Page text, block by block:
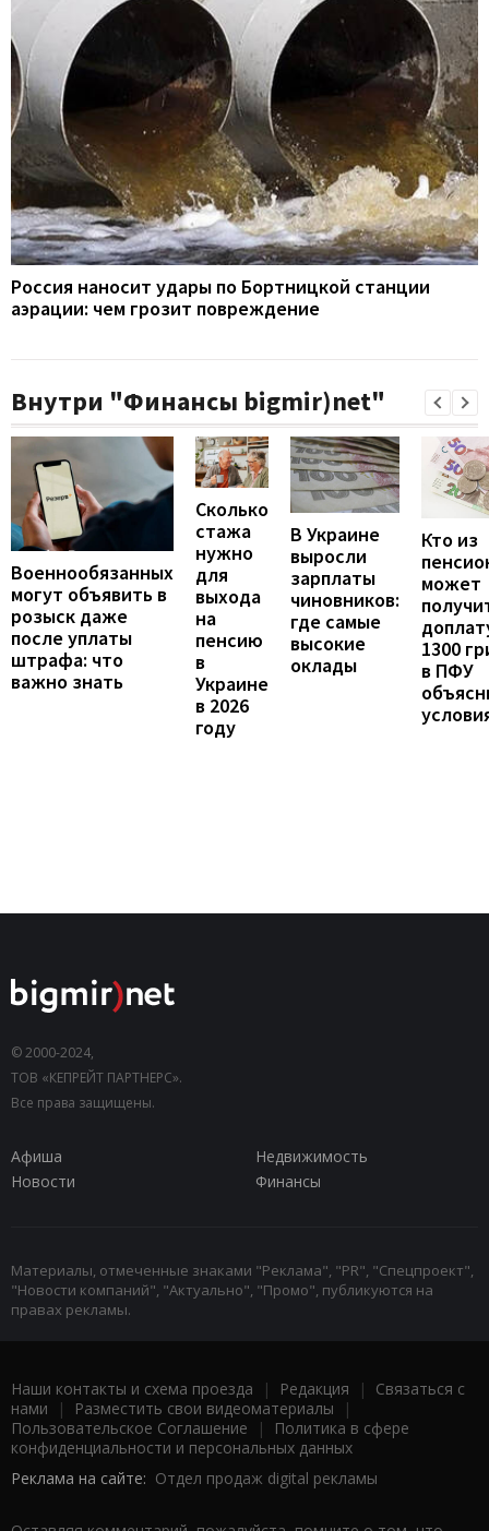
Россия наносит удары по Бортницкой станции
аэрации: чем грозит повреждение
Внутри "Финансы bigmir)net"
Военнообязанных
могут объявить в
розыск даже
после уплаты
штрафа: что
важно знать
Сколько
стажа
нужно
для
выхода
на
пенсию
в
Украине
в 2026
году
В Украине
выросли
зарплаты
чиновников:
где самые
высокие
оклады
Кто из
может
1300
в ПФУ
© 2000-2024,
ТОВ «КЕПРЕЙТ ПАРТНЕРС».
Все права защищены.
Афиша
Недвижимость
Новости
Финансы
Материалы, отмеченные знаками "Реклама", "PR", "Спецпроект",
"Новости компаний", "Актуально", "Промо", публикуются на
правах рекламы.
Наши контакты и схема проезда | Редакция | Связаться с
нами | Разместить свои видеоматериалы |
Пользовательское Соглашение |
Политика в сфере
конфиденциальности и персональных данных
Реклама на сайте: Отдел продаж digital рекламы